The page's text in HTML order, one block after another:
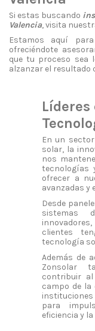
Si estas buscando
Valencia, visita
Estamos aquí
ofreciéndote
que tu proceso sea
alzanzar el resultado
En un
solar, la
nos
tecnologías
ofrecer a
avanzadas y
Desde
sistemas
clientes
tecnología
Además de
Zonsolar
contribuir
campo de la
para
eficiencia y